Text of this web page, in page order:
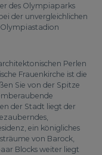
des Olympiaparks
der unvergleichlichen
Perlen
Frauenkirche ist die
Sie von der Spitze
der Stadt liegt der
ein königliches
von Barock,
Blocks weiter liegt